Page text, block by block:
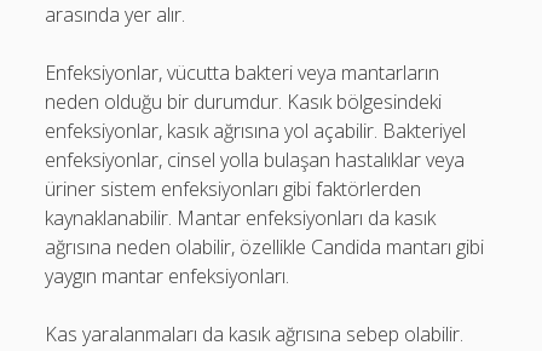
arasında yer alır.
Enfeksiyonlar, vücutta bakteri veya mantarların
neden olduğu bir durumdur. Kasık bölgesindeki
enfeksiyonlar, kasık ağrısına yol açabilir. Bakteriyel
enfeksiyonlar, cinsel yolla bulaşan hastalıklar veya
üriner sistem enfeksiyonları gibi faktörlerden
kaynaklanabilir. Mantar enfeksiyonları da kasık
ağrısına neden olabilir, özellikle Candida mantarı gibi
yaygın mantar enfeksiyonları.
Kas yaralanmaları da kasık ağrısına sebep olabilir.